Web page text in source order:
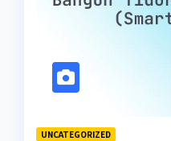
UNCATEGORIZED